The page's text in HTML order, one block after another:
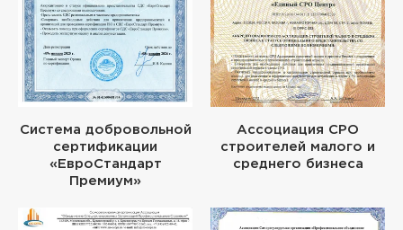
Система добровольной
сертификации
«ЕвроСтандарт
Премиум»
Ассоциация СРО
строителей малого и
среднего бизнеса